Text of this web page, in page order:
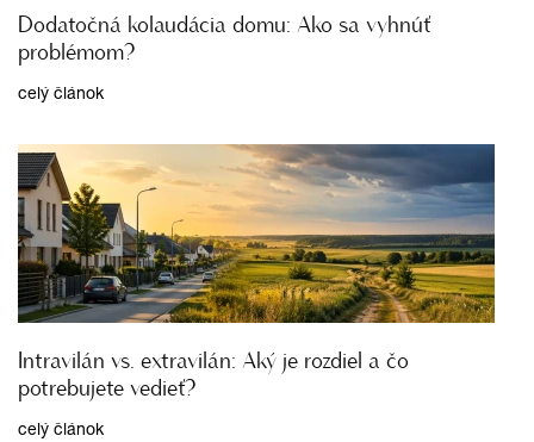
Dodatočná kolaudácia domu: Ako sa vyhnúť
problémom?
celý článok
Intravilán vs. extravilán: Aký je rozdiel a čo
potrebujete vedieť?
celý článok